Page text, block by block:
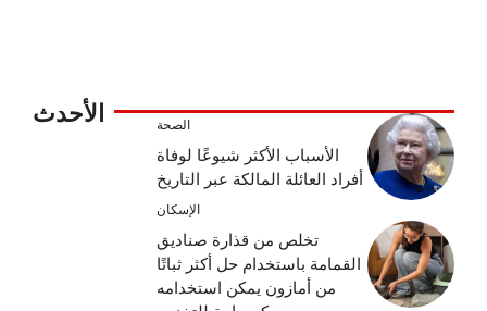
الأحدث الصحة
الأسباب الأكثر شيوعًا لوفاة
أفراد العائلة المالكة عبر التاريخ
الإسكان
تخلص من قذارة صناديق
القمامة باستخدام حل أكثر ثباتًا
من أمازون يمكن استخدامه